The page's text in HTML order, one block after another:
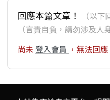
回應本篇文章！
（以
（言責自負，請勿涉及人
尚未 登入會員 ，無法回應